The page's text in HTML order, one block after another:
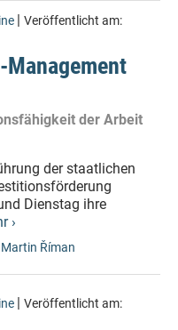
| Veröffentlicht am:
Management
der Arbeit
der staatlichen
Dienstag ihre
›
Martin Říman
| Veröffentlicht am: